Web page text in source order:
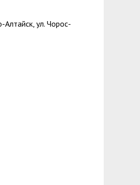
Алтайск, ул. Чорос-